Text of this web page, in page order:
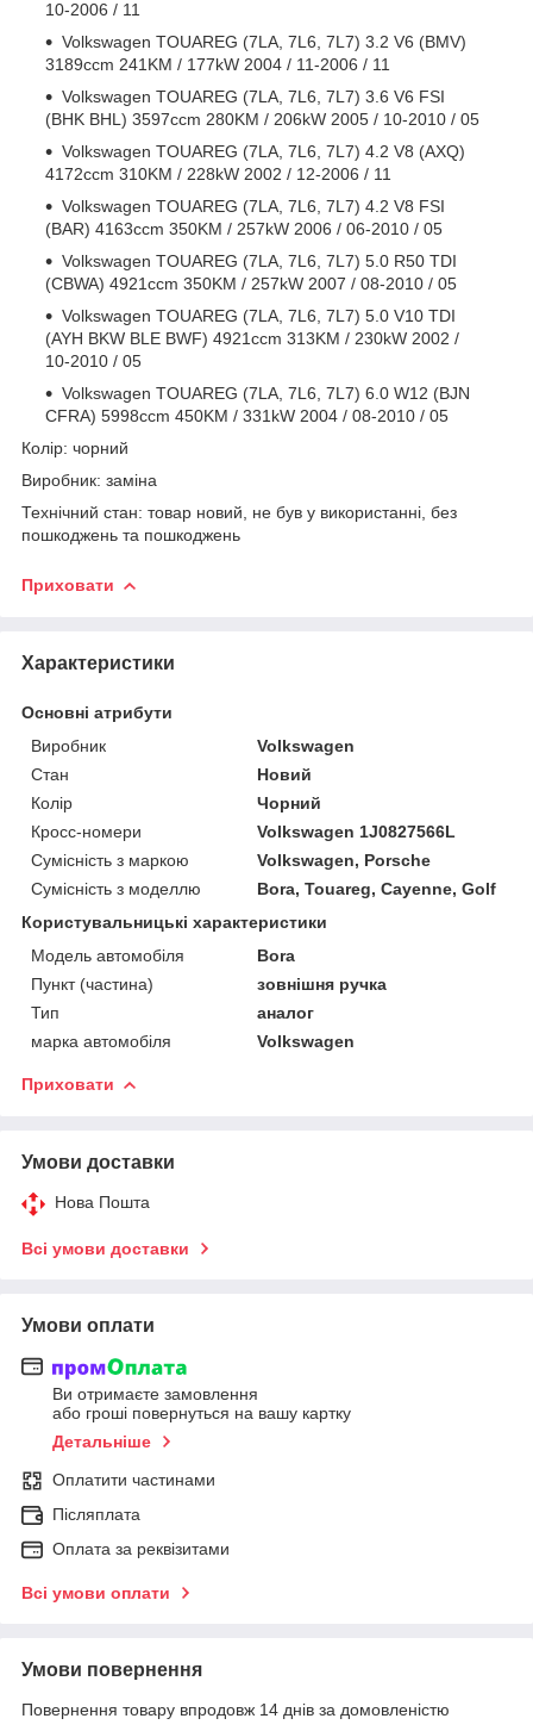
10-2006 / 11
Volkswagen TOUAREG (7LA, 7L6, 7L7) 3.2 V6 (BMV)
3189ccm 241KM / 177kW 2004 / 11-2006 / 11
Volkswagen TOUAREG (7LA, 7L6, 7L7) 3.6 V6 FSI
(BHK BHL) 3597ccm 280KM / 206kW 2005 / 10-2010 / 05
Volkswagen TOUAREG (7LA, 7L6, 7L7) 4.2 V8 (AXQ)
4172ccm 310KM / 228kW 2002 / 12-2006 / 11
Volkswagen TOUAREG (7LA, 7L6, 7L7) 4.2 V8 FSI
(BAR) 4163ccm 350KM / 257kW 2006 / 06-2010 / 05
Volkswagen TOUAREG (7LA, 7L6, 7L7) 5.0 R50 TDI
(CBWA) 4921ccm 350KM / 257kW 2007 / 08-2010 / 05
Volkswagen TOUAREG (7LA, 7L6, 7L7) 5.0 V10 TDI
(AYH BKW BLE BWF) 4921ccm 313KM / 230kW 2002 /
10-2010 / 05
Volkswagen TOUAREG (7LA, 7L6, 7L7) 6.0 W12 (BJN
CFRA) 5998ccm 450KM / 331kW 2004 / 08-2010 / 05
Колір: чорний
Виробник: заміна
Технічний стан: товар новий, не був у використанні, без
пошкоджень та пошкоджень
Приховати
Характеристики
Основні атрибути
Виробник
Volkswagen
Стан
Новий
Колір
Чорний
Кросс-номери
Volkswagen 1J0827566L
Сумісність з маркою
Volkswagen, Porsche
Сумісність з моделлю
Bora, Touareg, Cayenne, Golf
Користувальницькі характеристики
Модель автомобіля
Bora
Пункт (частина)
зовнішня ручка
Тип
аналог
марка автомобіля
Volkswagen
Приховати
Умови доставки
Нова Пошта
Всі умови доставки
Умови оплати
Ви отримаєте замовлення
або гроші повернуться на вашу картку
Детальніше
Оплатити частинами
Післяплата
Оплата за реквізитами
Всі умови оплати
Умови повернення
Повернення товару впродовж 14 днів за домовленістю